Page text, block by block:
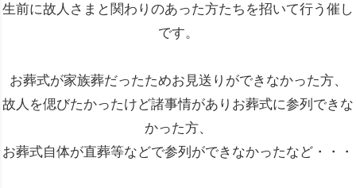
生前に故人さまと関わりのあった方たちを招いて行う催し
です。
お葬式が家族葬だったためお見送りができなかった方、
故人を偲びたかったけど諸事情がありお葬式に参列できな
かった方、
お葬式自体が直葬等などで参列ができなかったなど・・・